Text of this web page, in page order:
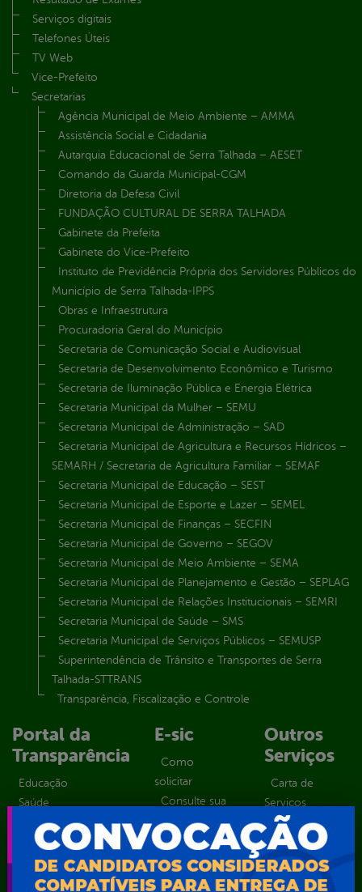
Serviços digitais
Telefones Úteis
TV Web
Vice-Prefeito
Secretarias
Agência Municipal de Meio Ambiente – AMMA
Assistência Social e Cidadania
Autarquia Educacional de Serra Talhada – AESET
Comando da Guarda Municipal-CGM
Diretoria da Defesa Civil
FUNDAÇÃO CULTURAL DE SERRA TALHADA
Gabinete da Prefeita
Gabinete do Vice-Prefeito
Instituto de Previdência Própria dos Servidores Públicos do
Município de Serra Talhada-IPPS
Obras e Infraestrutura
Procuradoria Geral do Município
Secretaria de Comunicação Social e Audiovisual
Secretaria de Desenvolvimento Econômico e Turismo
Secretaria de Iluminação Pública e Energia Elétrica
Secretaria Municipal da Mulher – SEMU
Secretaria Municipal de Administração – SAD
Secretaria Municipal de Agricultura e Recursos Hídricos –
SEMARH / Secretaria de Agricultura Familiar – SEMAF
Secretaria Municipal de Educação – SEST
Secretaria Municipal de Esporte e Lazer – SEMEL
Secretaria Municipal de Finanças – SECFIN
Secretaria Municipal de Governo – SEGOV
Secretaria Municipal de Meio Ambiente – SEMA
Secretaria Municipal de Planejamento e Gestão – SEPLAG
Secretaria Municipal de Relações Institucionais – SEMRI
Secretaria Municipal de Saúde – SMS
Secretaria Municipal de Serviços Públicos – SEMUSP
Superintendência de Trânsito e Transportes de Serra
Talhada-STTRANS
Transparência, Fiscalização e Controle
Portal da
Transparência
Educação
Saúde
Atos normativos
Central de Dúvidas
Convênios e
Transferências
E-sic
Como
solicitar
Consulte sua
Solicitação
Decretos
Estatísticas
Formulários
Outros
Serviços
Carta de
Serviços
E-sic
Ferramenta de
Autenticidade
Ouvidoria